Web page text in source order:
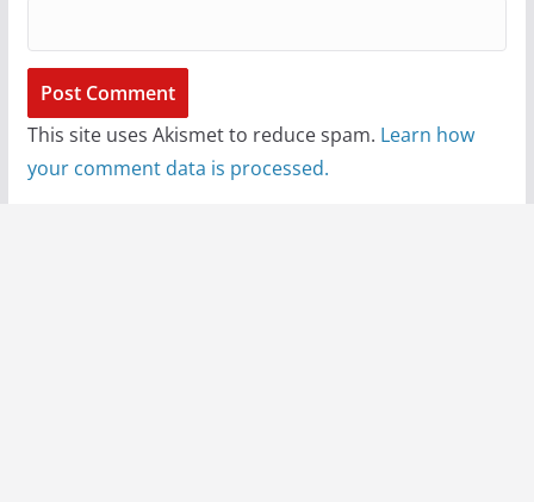
This site uses Akismet to reduce spam. Learn how
your comment data is processed.